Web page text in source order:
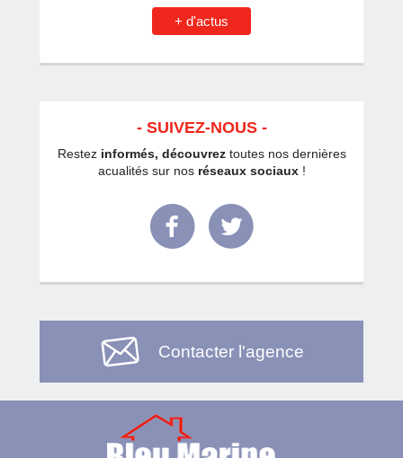
+ d'actus
SUIVEZ-NOUS
Restez informés, découvrez toutes nos dernières
acualités sur nos réseaux sociaux!
Facebook
Contacter l'agence